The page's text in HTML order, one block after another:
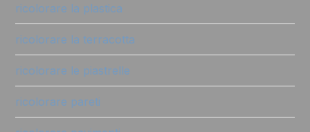
ricolorare la plastica
ricolorare la terracotta
ricolorare le piastrelle
ricolorare pareti